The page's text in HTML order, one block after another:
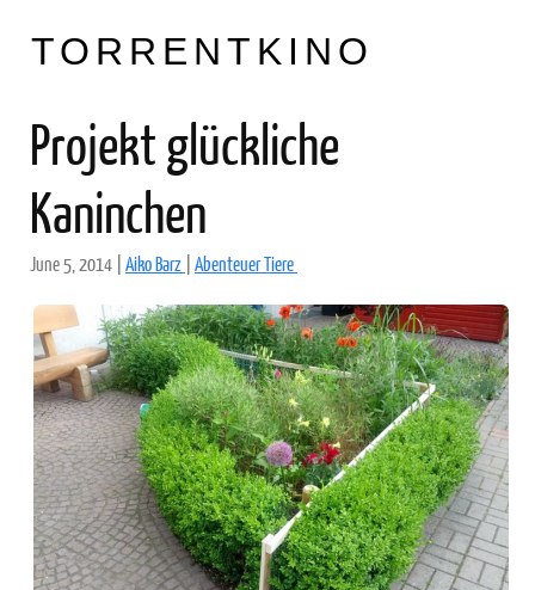
TORRENTKINO
Projekt glückliche
Kaninchen
June 5, 2014 Aiko Barz Abenteuer Tiere